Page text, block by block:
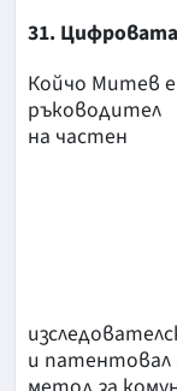
31.
Койчо Митев е
ръководител
на частен
и